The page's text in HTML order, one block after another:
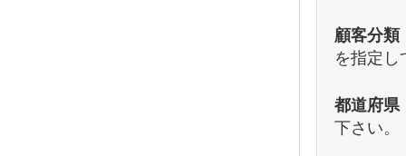
顧客分類
を指定し
都道府県
下さい。